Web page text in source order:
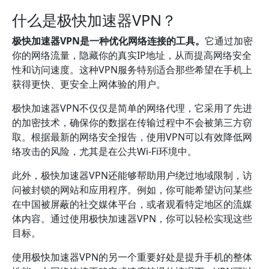
什么是极快加速器VPN？
极快加速器VPN是一种优化网络连接的工具。 它通过加密
你的网络流量，隐藏你的真实IP地址，从而提高网络安全
性和访问速度。这种VPN服务特别适合那些希望在手机上
获得更快、更安全上网体验的用户。
极快加速器VPN不仅仅是简单的网络代理，它采用了先进
的加密技术，确保你的数据在传输过程中不会被第三方窃
取。根据最新的网络安全报告，使用VPN可以有效降低网
络攻击的风险，尤其是在公共Wi-Fi环境中。
此外，极快加速器VPN还能够帮助用户绕过地域限制，访
问被封锁的网站和应用程序。例如，你可能希望访问某些
在中国被屏蔽的社交媒体平台，或者观看特定地区的流媒
体内容。通过使用极快加速器VPN，你可以轻松实现这些
目标。
使用极快加速器VPN的另一个重要好处是提升手机的整体